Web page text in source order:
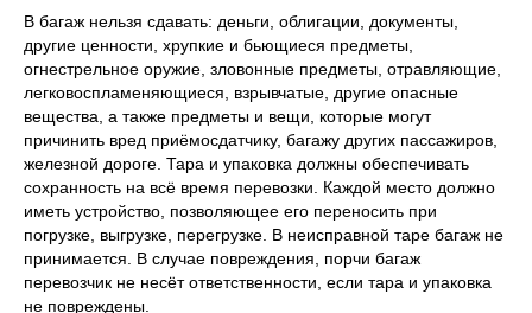
В багаж нельзя сдавать: деньги, облигации, документы,
другие ценности, хрупкие и бьющиеся предметы,
огнестрельное оружие, зловонные предметы, отравляющие,
легковоспламеняющиеся, взрывчатые, другие опасные
вещества, а также предметы и вещи, которые могут
причинить вред приёмосдатчику, багажу других пассажиров,
железной дороге. Тара и упаковка должны обеспечивать
сохранность на всё время перевозки. Каждой место должно
иметь устройство, позволяющее его переносить при
погрузке, выгрузке, перегрузке. В неисправной таре багаж не
принимается. В случае повреждения, порчи багаж
перевозчик не несёт ответственности, если тара и упаковка
не повреждены.